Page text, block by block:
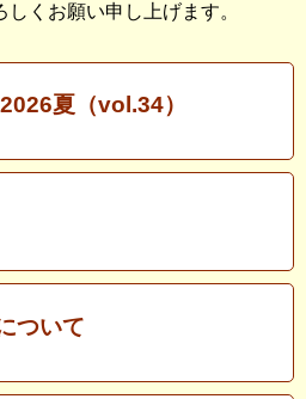
くお願い申し上げます。
夏（vol.34）
ついて